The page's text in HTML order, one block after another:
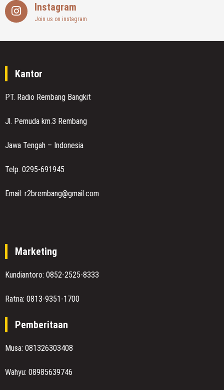
Instagram
Join us on instagram
Kantor
PT. Radio Rembang Bangkit
Jl. Pemuda km.3 Rembang
Jawa Tengah – Indonesia
Telp. 0295-691945
Email: r2brembang@gmail.com
Marketing
Kundiantoro: 0852-2525-8333
Ratna: 0813-9351-1700
Pemberitaan
Musa: 081326303408
Wahyu: 08985639746